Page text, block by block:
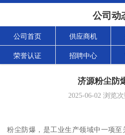
公司动
公司首页 供应商机
荣誉认证 招聘中心
济源粉尘防
2025-06-02浏览次
粉尘防爆，是工业生产领域中一项